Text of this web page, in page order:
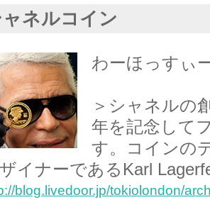
ャネルコイン
わーほっすぃ
＞シャネルの
年を記念して
す。コインの
イナーであるKarl
blog.livedoor.jp/tokiolondon/